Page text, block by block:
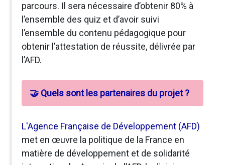
parcours. Il sera nécessaire d’obtenir 80% à
l’ensemble des quiz et d’avoir suivi
l’ensemble du contenu pédagogique pour
obtenir l’attestation de réussite, délivrée par
l’AFD.
🤝 Quels sont les partenaires du projet ?
L'Agence Française de Développement (AFD)
met en œuvre la politique de la France en
matière de développement et de solidarité